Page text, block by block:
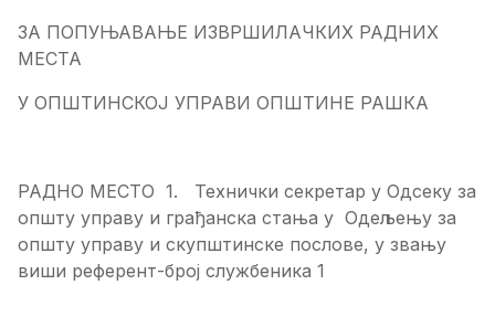
ЗА ПОПУЊАВАЊЕ ИЗВРШИЛАЧКИХ РАДНИХ
МЕСТА
У ОПШТИНСКОЈ УПРАВИ ОПШТИНЕ РАШКА
РАДНО МЕСТО 1. Технички секретар у Одсеку за
општу управу и грађанска стања у Одељењу за
општу управу и скупштинске послове, у звању
виши референт-број службеника 1